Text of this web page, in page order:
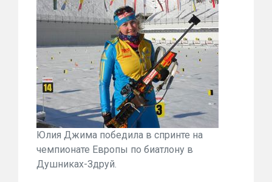
Юлия Джима победила в спринте на
чемпионате Европы по биатлону в
Душниках-Здруй.